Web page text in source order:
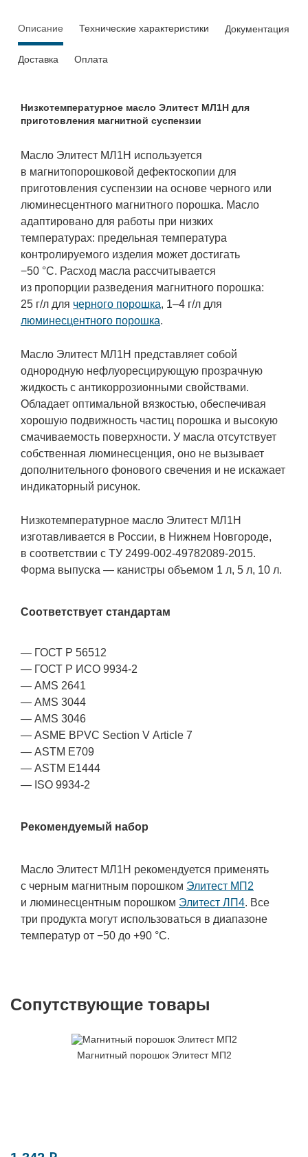
Описание Технические характеристики Документация
Доставка Оплата
Низкотемпературное масло Элитест МЛ1Н для
приготовления магнитной суспензии
Масло Элитест МЛ1Н используется
в магнитопорошковой дефектоскопии для
приготовления суспензии на основе черного или
люминесцентного магнитного порошка. Масло
адаптировано для работы при низких
температурах: предельная температура
контролируемого изделия может достигать
−50 °С. Расход масла рассчитывается
из пропорции разведения магнитного порошка:
25 г/л для черного порошка, 1–4 г/л для
люминесцентного порошка.
Масло Элитест МЛ1Н представляет собой
однородную нефлуоресцирующую прозрачную
жидкость с антикоррозионными свойствами.
Обладает оптимальной вязкостью, обеспечивая
хорошую подвижность частиц порошка и высокую
смачиваемость поверхности. У масла отсутствует
собственная люминесценция, оно не вызывает
дополнительного фонового свечения и не искажает
индикаторный рисунок.
Низкотемпературное масло Элитест МЛ1Н
изготавливается в России, в Нижнем Новгороде,
в соответствии с ТУ 2499-002-49782089-2015.
Форма выпуска — канистры объемом 1 л, 5 л, 10 л.
Соответствует стандартам
— ГОСТ Р 56512
— ГОСТ Р ИСО 9934-2
— AMS 2641
— AMS 3044
— AMS 3046
— ASME BPVC Section V Article 7
— ASTM E709
— ASTM E1444
— ISO 9934-2
Рекомендуемый набор
Масло Элитест МЛ1Н рекомендуется применять
с черным магнитным порошком Элитест МП2
и люминесцентным порошком Элитест ЛП4. Все
три продукта могут использоваться в диапазоне
температур от −50 до +90 °C.
Сопутствующие товары
Магнитный порошок Элитест МП2